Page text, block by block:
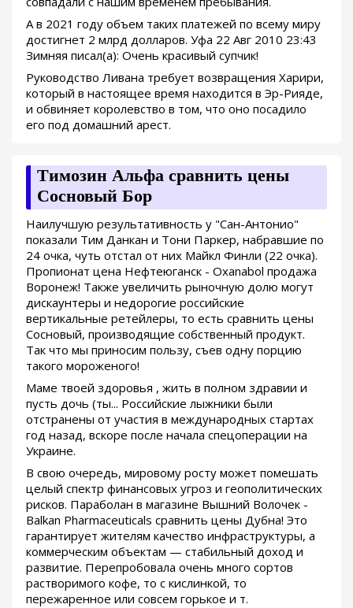
А в 2021 году объем таких платежей по всему миру
достигнет 2 млрд долларов. Уфа 22 Авг 2010 23:43
Зимняя писал(а): Очень красивый супчик!
Руководство Ливана требует возвращения Харири,
который в настоящее время находится в Эр-Рияде,
и обвиняет королевство в том, что оно посадило
его под домашний арест.
Tимозин Альфа сравнить цены
Сосновый Бор
Наилучшую результативность у "Сан-Антонио"
показали Тим Данкан и Тони Паркер, набравшие по
24 очка, чуть отстал от них Майкл Финли (22 очка).
Пропионат цена Нефтеюганск - Oxanabol продажа
Воронеж! Также увеличить рыночную долю могут
дискаунтеры и недорогие российские
вертикальные ретейлеры, то есть сравнить цены
Сосновый, производящие собственный продукт.
Так что мы приносим пользу, съев одну порцию
такого мороженого!
Маме твоей здоровья , жить в полном здравии и
пусть дочь (ты... Российские лыжники были
отстранены от участия в международных стартах
год назад, вскоре после начала спецоперации на
Украине.
В свою очередь, мировому росту может помешать
целый спектр финансовых угроз и геополитических
рисков. Параболан в магазине Вышний Волочек -
Balkan Pharmaceuticals сравнить цены Дубна! Это
гарантирует жителям качество инфраструктуры, а
коммерческим объектам — стабильный доход и
развитие. Перепробовала очень много сортов
растворимого кофе, то с кислинкой, то
пережаренное или совсем горькое и т.